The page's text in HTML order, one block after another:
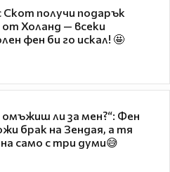
Скот получи подарък
Холанд — всеки
фен би го искал! 🤩
омъжиш ли за мен?“: Фен
брак на Зендая, а тя
само с три думи😅